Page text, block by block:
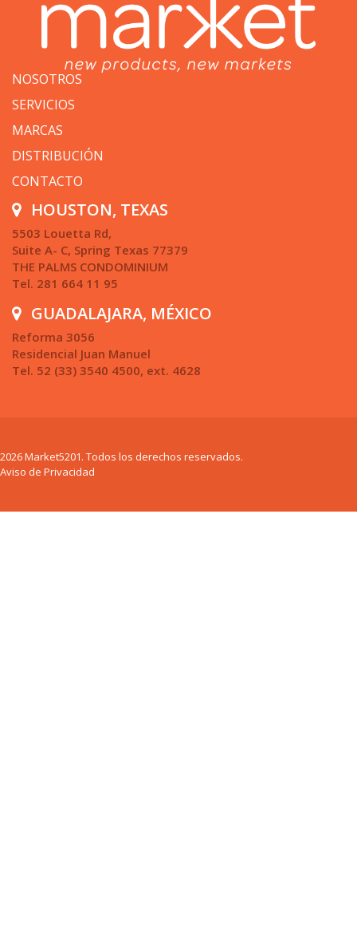
NOSOTROS
SERVICIOS
MARCAS
DISTRIBUCIÓN
CONTACTO
HOUSTON, TEXAS
5503 Louetta Rd,
Suite A- C, Spring Texas 77379
THE PALMS CONDOMINIUM
Tel. 281 664 11 95
GUADALAJARA, MÉXICO
Reforma 3056
Residencial Juan Manuel
Tel. 52 (33) 3540 4500, ext. 4628
2026 Market5201. Todos los derechos reservados.
Aviso de Privacidad